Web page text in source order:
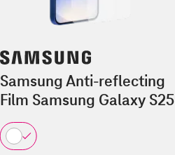
Samsung Anti-reflecting
Film Samsung Galaxy S25